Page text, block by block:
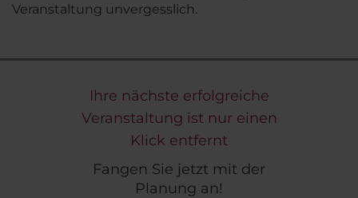
Veranstaltung unvergesslich.
Ihre nächste erfolgreiche
Veranstaltung ist nur einen
Klick entfernt
Fangen Sie jetzt mit der
Planung an!